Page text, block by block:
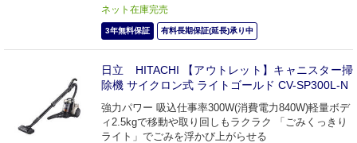
ネット在庫完売
3年無料保証 有料長期保証(延長)承り中
日立 HITACHI 【アウトレット】キャニスター掃
除機 サイクロン式 ライトゴールド CV-SP300L-N
強力パワー 吸込仕事率300W(消費電力840W)軽量ボデ
ィ2.5kgで移動や取り回しもラクラク 「ごみくっきり
ライト」でごみを浮かび上がらせる